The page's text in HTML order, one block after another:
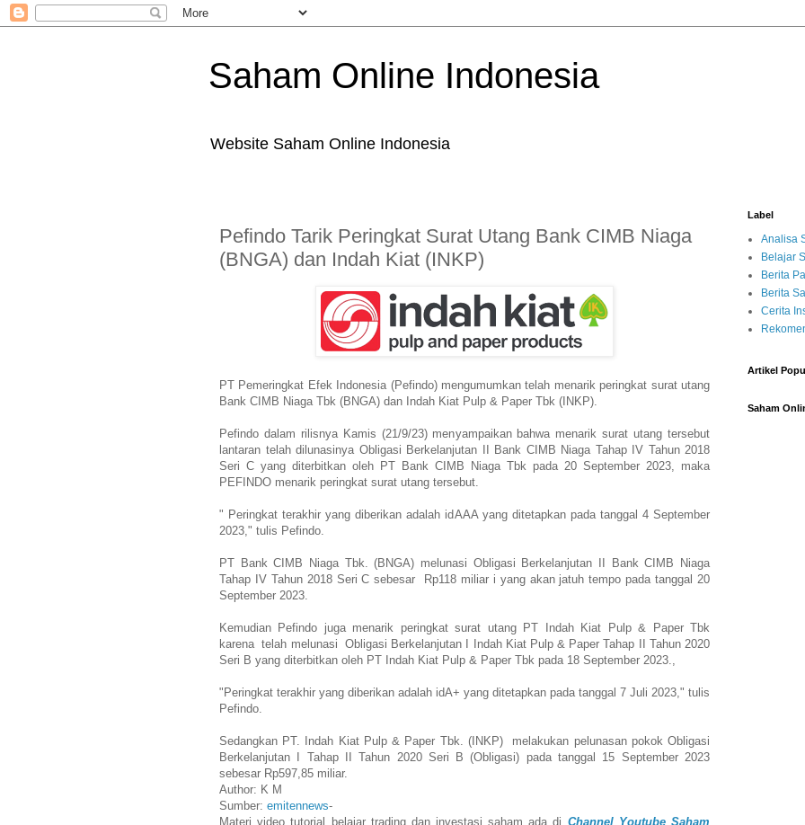
Saham Online Indonesia
Website Saham Online Indonesia
Pefindo Tarik Peringkat Surat Utang Bank CIMB Niaga
(BNGA) dan Indah Kiat (INKP)
PT Pemeringkat Efek Indonesia (Pefindo) mengumumkan telah menarik peringkat surat utang
Bank CIMB Niaga Tbk (BNGA) dan Indah Kiat Pulp & Paper Tbk (INKP).
Pefindo dalam rilisnya Kamis (21/9/23) menyampaikan bahwa menarik surat utang tersebut
lantaran telah dilunasinya Obligasi Berkelanjutan II Bank CIMB Niaga Tahap IV Tahun 2018
Seri C yang diterbitkan oleh PT Bank CIMB Niaga Tbk pada 20 September 2023, maka
PEFINDO menarik peringkat surat utang tersebut.
" Peringkat terakhir yang diberikan adalah idAAA yang ditetapkan pada tanggal 4 September
2023," tulis Pefindo.
PT Bank CIMB Niaga Tbk. (BNGA) melunasi Obligasi Berkelanjutan II Bank CIMB Niaga
Tahap IV Tahun 2018 Seri C sebesar Rp118 miliar i yang akan jatuh tempo pada tanggal 20
September 2023.
Kemudian Pefindo juga menarik peringkat surat utang PT Indah Kiat Pulp & Paper Tbk
karena telah melunasi Obligasi Berkelanjutan I Indah Kiat Pulp & Paper Tahap II Tahun 2020
Seri B yang diterbitkan oleh PT Indah Kiat Pulp & Paper Tbk pada 18 September 2023.,
"Peringkat terakhir yang diberikan adalah idA+ yang ditetapkan pada tanggal 7 Juli 2023," tulis
Pefindo.
Sedangkan PT. Indah Kiat Pulp & Paper Tbk. (INKP) melakukan pelunasan pokok Obligasi
Berkelanjutan I Tahap II Tahun 2020 Seri B (Obligasi) pada tanggal 15 September 2023
sebesar Rp597,85 miliar.
Author: K M
Sumber: emitennews-
Materi video tutorial belajar trading dan investasi saham ada di Channel Youtube Saham
Label
Analisa
Belajar
Berita
Berita
Cerita
Artikel
Saham